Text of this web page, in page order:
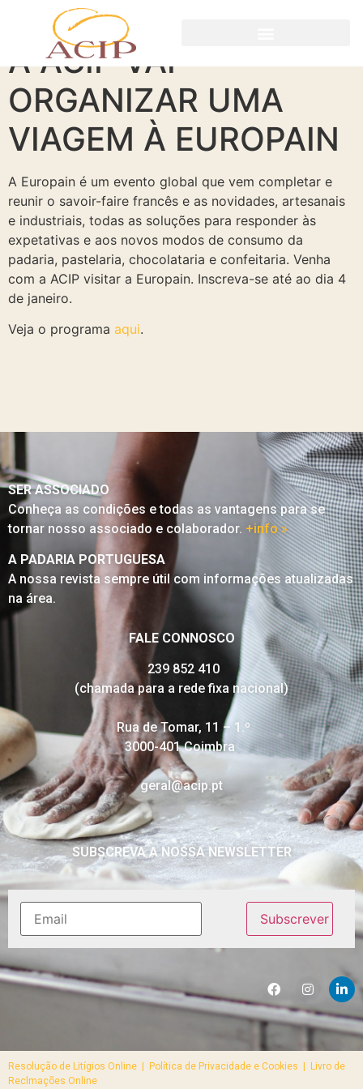
A ACIP VAI
ORGANIZAR UMA
VIAGEM À EUROPAIN
A Europain é um evento global que vem completar e
reunir o savoir-faire francês e as novidades, artesanais
e industriais, todas as soluções para responder às
expetativas e aos novos modos de consumo da
padaria, pastelaria, chocolataria e confeitaria. Venha
com a ACIP visitar a Europain. Inscreva-se até ao dia 4
de janeiro.
Veja o programa aqui.
SER ASSOCIADO
Conheça as condições e todas as vantagens para se
tornar nosso associado e colaborador. +info »
A PADARIA PORTUGUESA
A nossa revista sempre útil com informações atualizadas
na área.
FALE CONNOSCO
239 852 410
(chamada para a rede fixa nacional)
Rua de Tomar, 11 – 1.º
3000-401 Coimbra
geral@acip.pt
SUBSCREVA A NOSSA NEWSLETTER
Resolução de Litígios Online |
Política de Privacidade e Cookies | Livro de
Reclmações Online